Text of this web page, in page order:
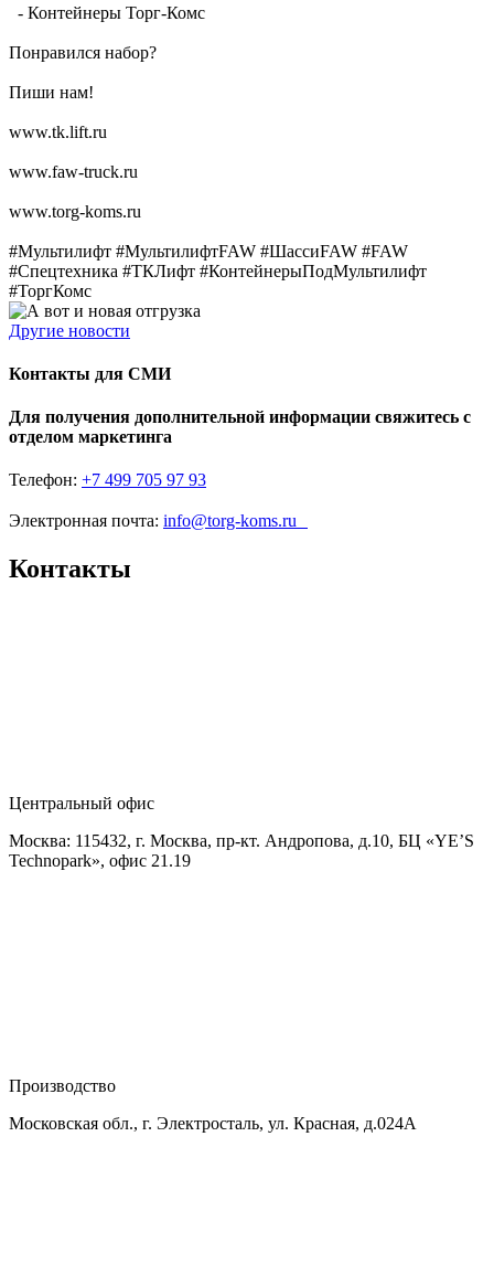
- Контейнеры Торг-Комс
Понравился набор?
Пиши нам!
www.tk.lift.ru
www.faw-truck.ru
www.torg-koms.ru
#Мультилифт #МультилифтFAW #ШассиFAW #FAW
#Спецтехника #ТКЛифт #КонтейнерыПодМультилифт
#ТоргКомс
Другие новости
Контакты для СМИ
Для получения дополнительной информации свяжитесь с
отделом маркетинга
Телефон: +7 499 705 97 93
Электронная почта: info@torg-koms.ru
Контакты
Центральный офис
Москва: 115432, г. Москва, пр-кт. Андропова, д.10, БЦ «YE’S
Technopark», офис 21.19
Производство
Московская обл., г. Электросталь, ул. Красная, д.024А